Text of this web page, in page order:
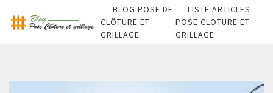
BLOG POSE DE
CLÔTURE ET
GRILLAGE
LISTE ARTICLES
POSE CLOTURE ET
GRILLAGE